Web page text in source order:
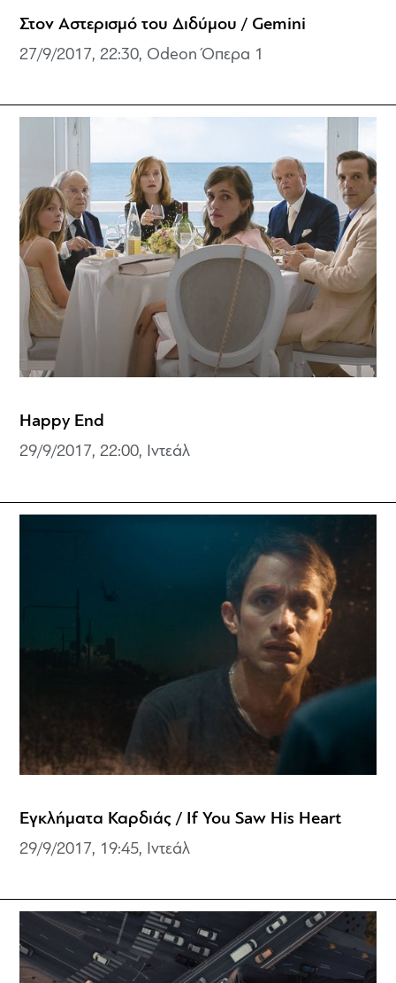
Στον Αστερισμό του Διδύμου / Gemini
27/9/2017, 22:30, Odeon Όπερα 1
Happy End
29/9/2017, 22:00, Ιντεάλ
Εγκλήματα Καρδιάς / If You Saw His Heart
29/9/2017, 19:45, Ιντεάλ